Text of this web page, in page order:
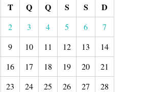
T Q Q S S D
2 3 4 5 6
7
9 10 11 12 13
14
16 17 18 19 20
21
23 24 25 26 27
28